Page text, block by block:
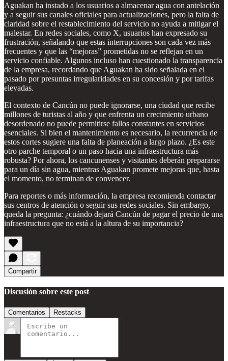
Aguakan ha instado a los usuarios a almacenar agua con antelación
y a seguir sus canales oficiales para actualizaciones, pero la falta de
claridad sobre el restablecimiento del servicio no ayuda a mitigar el
malestar. En redes sociales, como X, usuarios han expresado su
frustración, señalando que estas interrupciones son cada vez más
frecuentes y que las “mejoras” prometidas no se reflejan en un
servicio confiable. Algunos incluso han cuestionado la transparencia
de la empresa, recordando que Aguakan ha sido señalada en el
pasado por presuntas irregularidades en su concesión y por tarifas
elevadas.
El contexto de Cancún no puede ignorarse, una ciudad que recibe
millones de turistas al año y que enfrenta un crecimiento urbano
desordenado no puede permitirse fallos constantes en servicios
esenciales. Si bien el mantenimiento es necesario, la recurrencia de
estos cortes sugiere una falta de planeación a largo plazo. ¿Es este
otro parche temporal o un paso hacia una infraestructura más
robusta? Por ahora, los cancunenses y visitantes deberán prepararse
para un día sin agua, mientras Aguakan promete mejoras que, hasta
el momento, no terminan de convencer.
Para reportes o más información, la empresa recomienda contactar
sus centros de atención o seguir sus redes sociales. Sin embargo,
queda la pregunta: ¿cuándo dejará Cancún de pagar el precio de una
infraestructura que no está a la altura de su importancia?
Compartir
Discusión sobre este post
Comentarios Restacks